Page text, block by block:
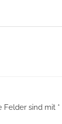
Felder sind mit *